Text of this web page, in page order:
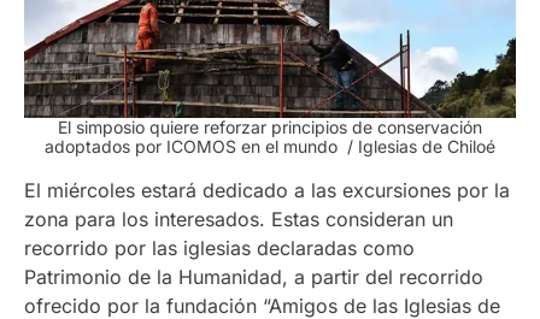
El simposio quiere reforzar principios de conservación
adoptados por ICOMOS en el mundo / Iglesias de Chiloé
El miércoles estará dedicado a las excursiones por la
zona para los interesados. Estas consideran un
recorrido por las iglesias declaradas como
Patrimonio de la Humanidad, a partir del recorrido
ofrecido por la fundación “Amigos de las Iglesias de